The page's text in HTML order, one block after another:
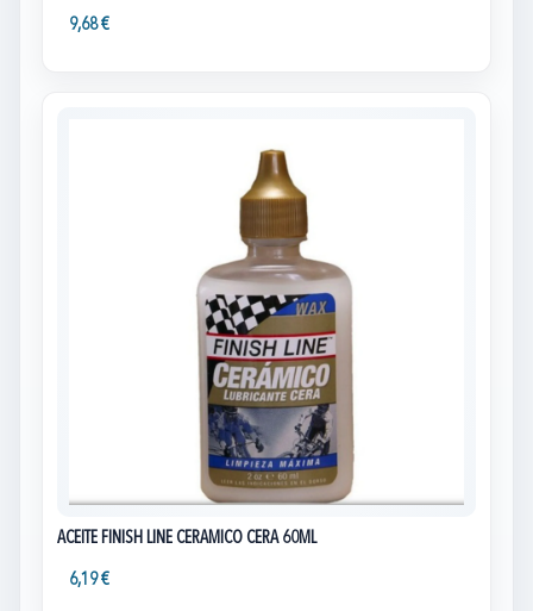
9,68 €
ACEITE FINISH LINE CERAMICO CERA 60ML
6,19 €